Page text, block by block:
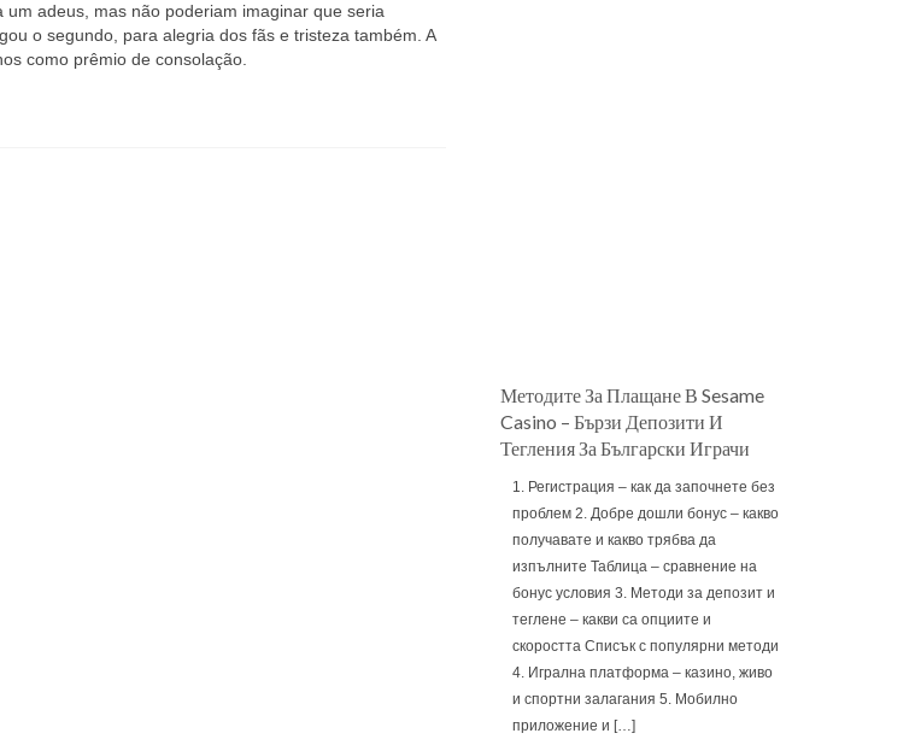
adeus, mas não poderiam imaginar que seria
o segundo, para alegria dos fãs e tristeza também. A
como prêmio de consolação.
Методите За Плащане В Sesame
Casino – Бързи Депозити И
Тегления За Български Играчи
1. Регистрация – как да започнете без
проблем 2. Добре дошли бонус – какво
получавате и какво трябва да
изпълните Таблица – сравнение на
бонус условия 3. Методи за депозит и
теглене – какви са опциите и
скоростта Списък с популярни методи
4. Игрална платформа – казино, живо
и спортни залагания 5. Мобилно
приложение и […]